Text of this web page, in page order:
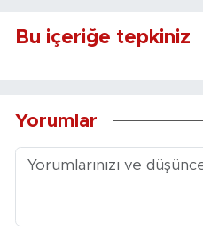
Bu içeriğe tepkiniz
Yorumlar